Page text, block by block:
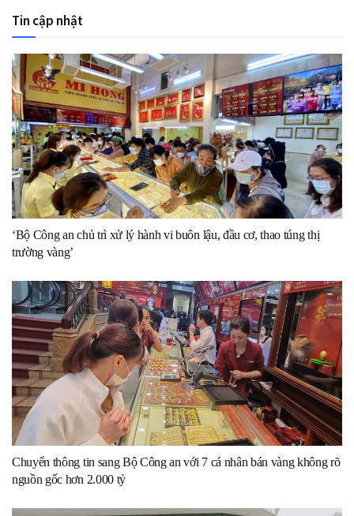
Tin cập nhật
‘Bộ Công an chủ trì xử lý hành vi buôn lậu, đầu cơ, thao túng thị
trường vàng’
Chuyển thông tin sang Bộ Công an với 7 cá nhân bán vàng không rõ
nguồn gốc hơn 2.000 tỷ